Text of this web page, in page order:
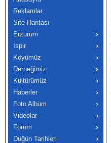
Reklamlar
Site Haritası
Erzurum
İspir
Köyümüz
Derneğimiz
Kültürümüz
Haberler
Foto Albüm
Videolar
Forum
Düğün Tarihleri